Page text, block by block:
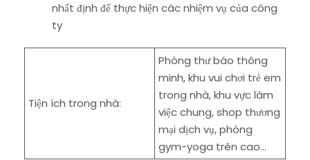
nhất định để thực hiện các nhiệm vụ của công
ty
Tiện ích trong nhà:
Phòng thư báo thông
minh, khu vui chơi trẻ em
trong nhà, khu vực làm
việc chung, shop thương
mại dịch vụ, phòng
gym-yoga trên cao…